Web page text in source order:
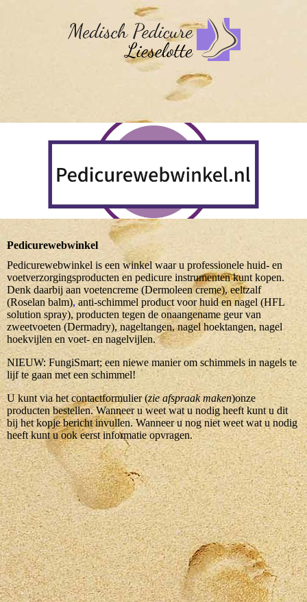
Pedicurewebwinkel
Pedicurewebwinkel is een winkel waar u professionele huid- en
voetverzorgingsproducten en pedicure instrumenten kunt kopen.
Denk daarbij aan voetencreme (Dermoleen creme), eeltzalf
(Roselan balm), anti-schimmel product voor huid en nagel (HFL
solution spray), producten tegen de onaangename geur van
zweetvoeten (Dermadry), nageltangen, nagel hoektangen, nagel
hoekvijlen en voet- en nagelvijlen.
NIEUW: FungiSmart; een niewe manier om schimmels in nagels te
lijf te gaan met een schimmel!
U kunt via het contactformulier (zie afspraak maken)onze
producten bestellen. Wanneer u weet wat u nodig heeft kunt u dit
bij het kopje bericht invullen. Wanneer u nog niet weet wat u nodig
heeft kunt u ook eerst informatie opvragen.